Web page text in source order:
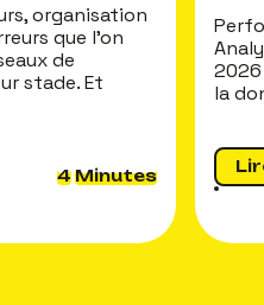
organisation
que l'on
de
stade. Et
4 Minutes
2026
la